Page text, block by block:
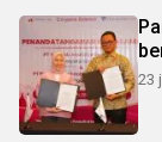
23